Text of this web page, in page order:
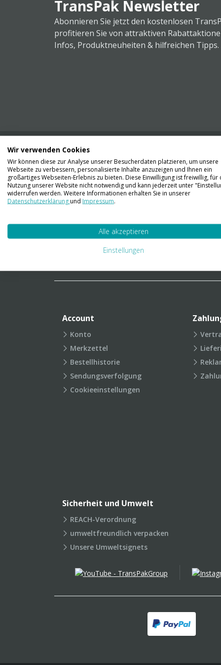
TransPak Newsletter
Abonnieren Sie jetzt den kostenlosen
profitieren Sie von attraktiven
Infos, Produktneuheiten & hilfreichen Tipps.
Kontaktieren Sie uns
061 711 73 56
Verpackungslexikon
FAQ
Account
Konto
Merkzettel
Bestellhistorie
Sendungsverfolgung
Cookieeinstellungen
Sicherheit und Umwelt
REACH-Verordnung
umweltfreundlich verpacken
Unsere Umweltsignets
Wir verwenden Cookies
Wir können diese zur Analyse unserer Besucherdaten platzieren, um unsere
Webseite zu verbessern, personalisierte Inhalte anzuzeigen und Ihnen ein
großartiges Webseiten-Erlebnis zu bieten. Diese Einwilligung ist freiwillig, für
Nutzung unserer Website nicht notwendig und kann jederzeit unter
widerrufen werden. Weitere Informationen erhalten Sie in unserer
Datenschutzerklärungund Impressum.
Alle akzeptieren
Einstellungen